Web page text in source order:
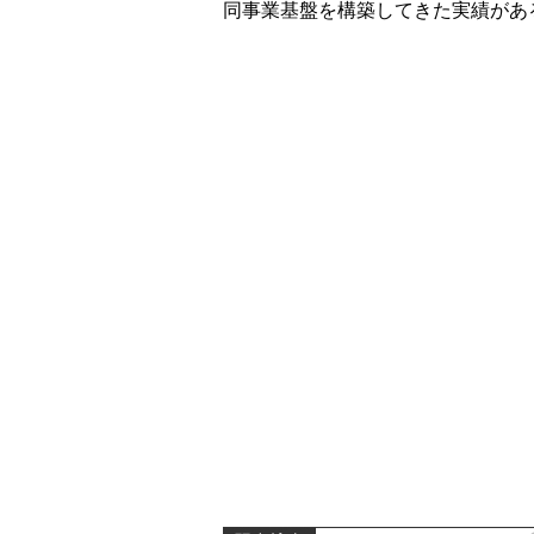
同事業基盤を構築してきた実績があ